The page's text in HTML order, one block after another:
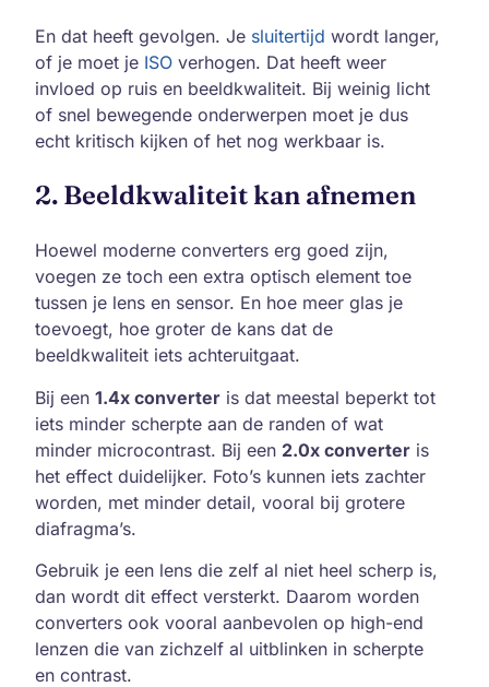
En dat heeft gevolgen. Je sluitertijd wordt langer,
of je moet je ISO verhogen. Dat heeft weer
invloed op ruis en beeldkwaliteit. Bij weinig licht
of snel bewegende onderwerpen moet je dus
echt kritisch kijken of het nog werkbaar is.
2. Beeldkwaliteit kan afnemen
Hoewel moderne converters erg goed zijn,
voegen ze toch een extra optisch element toe
tussen je lens en sensor. En hoe meer glas je
toevoegt, hoe groter de kans dat de
beeldkwaliteit iets achteruitgaat.
Bij een 1.4x converter is dat meestal beperkt tot
iets minder scherpte aan de randen of wat
minder microcontrast. Bij een 2.0x converter is
het effect duidelijker. Foto’s kunnen iets zachter
worden, met minder detail, vooral bij grotere
diafragma’s.
Gebruik je een lens die zelf al niet heel scherp is,
dan wordt dit effect versterkt. Daarom worden
converters ook vooral aanbevolen op high-end
lenzen die van zichzelf al uitblinken in scherpte
en contrast.